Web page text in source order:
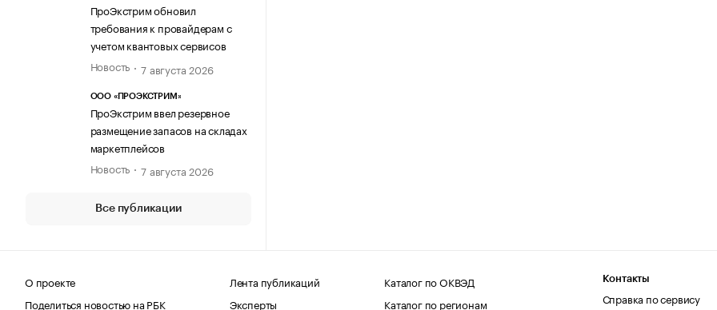
ПроЭкстрим обновил
требования к провайдерам с
учетом квантовых сервисов
Новость
7 августа 2026
ООО «ПРОЭКСТРИМ»
ПроЭкстрим ввел резервное
размещение запасов на складах
маркетплейсов
Новость
7 августа 2026
Все публикации
О проекте
Поделиться новостью на РБК
Лента публикаций
Эксперты
Каталог по ОКВЭД
Каталог по регионам
Контакты
Справка по сервису